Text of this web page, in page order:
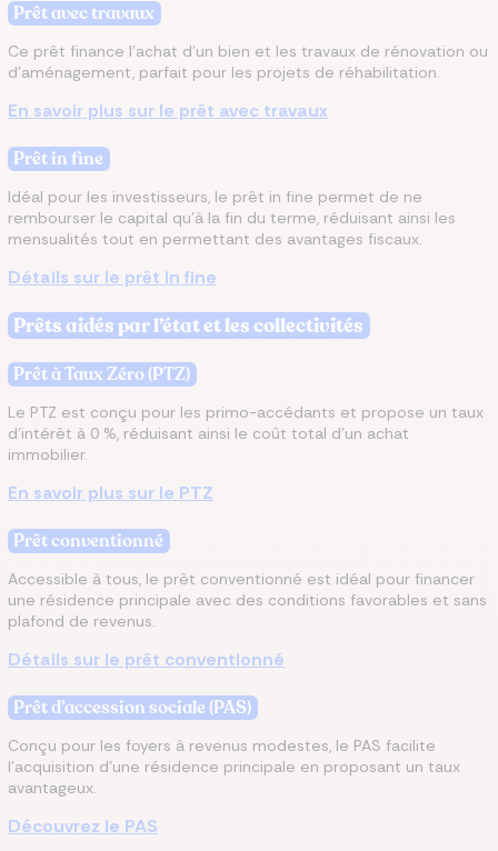
Prêt avec travaux
Ce prêt finance l'achat d'un bien et les travaux de rénovation ou
d'aménagement, parfait pour les projets de réhabilitation.
En savoir plus sur le prêt avec travaux
Prêt in fine
Idéal pour les investisseurs, le prêt in fine permet de ne
rembourser le capital qu'à la fin du terme, réduisant ainsi les
mensualités tout en permettant des avantages fiscaux.
Détails sur le prêt in fine
Prêts aidés par l’état et les collectivités
Prêt à Taux Zéro (PTZ)
Le PTZ est conçu pour les primo-accédants et propose un taux
d'intérêt à 0 %, réduisant ainsi le coût total d'un achat
immobilier.
En savoir plus sur le PTZ
Prêt conventionné
Accessible à tous, le prêt conventionné est idéal pour financer
une résidence principale avec des conditions favorables et sans
plafond de revenus.
Détails sur le prêt conventionné
Prêt d’accession sociale (PAS)
Conçu pour les foyers à revenus modestes, le PAS facilite
l’acquisition d’une résidence principale en proposant un taux
avantageux.
Découvrez le PAS